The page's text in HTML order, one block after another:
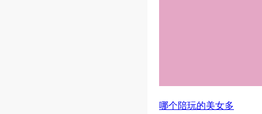
哪个陪玩的美女多